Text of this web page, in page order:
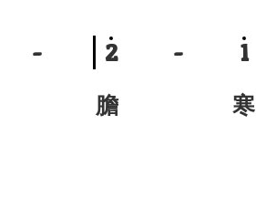
- 2 - 1
膽 寒